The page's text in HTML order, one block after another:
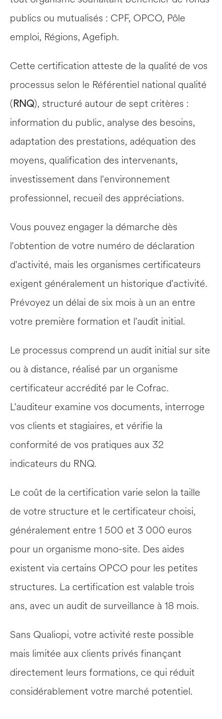
publics ou mutualisés : CPF, OPCO, Pôle
emploi, Régions, Agefiph.
Cette certification atteste de la qualité de vos
processus selon le Référentiel national qualité
(RNQ), structuré autour de sept critères :
information du public, analyse des besoins,
adaptation des prestations, adéquation des
moyens, qualification des intervenants,
investissement dans l'environnement
professionnel, recueil des appréciations.
Vous pouvez engager la démarche dès
l'obtention de votre numéro de déclaration
d'activité, mais les organismes certificateurs
exigent généralement un historique d'activité.
Prévoyez un délai de six mois à un an entre
votre première formation et l'audit initial.
Le processus comprend un audit initial sur site
ou à distance, réalisé par un organisme
certificateur accrédité par le Cofrac.
L'auditeur examine vos documents, interroge
vos clients et stagiaires, et vérifie la
conformité de vos pratiques aux 32
indicateurs du RNQ.
Le coût de la certification varie selon la taille
de votre structure et le certificateur choisi,
généralement entre 1 500 et 3 000 euros
pour un organisme mono-site. Des aides
existent via certains OPCO pour les petites
structures. La certification est valable trois
ans, avec un audit de surveillance à 18 mois.
Sans Qualiopi, votre activité reste possible
mais limitée aux clients privés finançant
directement leurs formations, ce qui réduit
considérablement votre marché potentiel.